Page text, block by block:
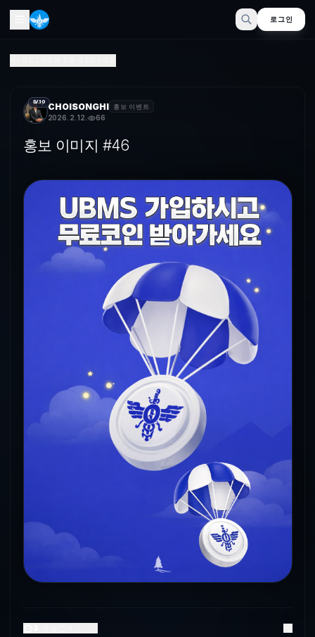
로그인
LV.10 CHOISONGHI 홍보 이벤트
2026. 2. 12. 66
홍보 이미지 #46